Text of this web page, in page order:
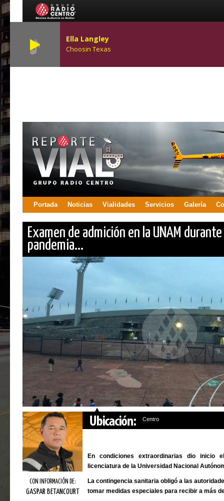
Ella Langley
Choosin Texas
Portada Noticias Vialidades Servicios Galería
Examen de admición en la UNAM durante
pandemia...
CON INFORMACIÓN DE:
GASPAR BETANCOURT
Centro
En condiciones extraordinarias dio inicio
licenciatura de la Universidad Nacional
La contingencia sanitaria obligó a las
tomar medidas especiales para recibir a más